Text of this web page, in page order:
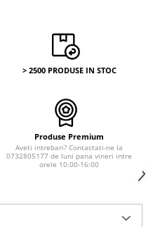
> 2500 PRODUSE IN STOC
Produse Premium
Aveti intrebari? Contactati-ne la
0732805177 de luni pana vineri intre
orele 10:00-16:00